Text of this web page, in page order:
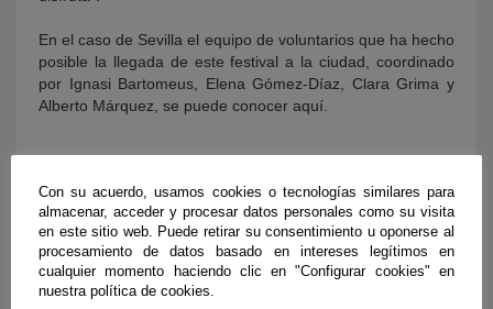
En el caso de Sevilla el equipo de voluntarios que ha hecho
posible la llegada de este festival a la ciudad, coordinado
por Ignasi Bartomeus, Elena Gómez-Díaz, Clara Grima y
Alberto Márquez, se puede conocer aquí.
Con su acuerdo, usamos cookies o tecnologías similares para
almacenar, acceder y procesar datos personales como su visita
en este sitio web. Puede retirar su consentimiento u oponerse al
procesamiento de datos basado en intereses legítimos en
cualquier momento haciendo clic en "Configurar cookies" en
nuestra política de cookies.